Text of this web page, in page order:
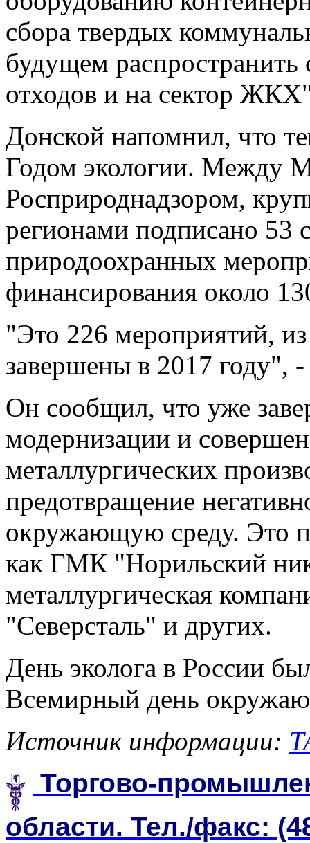
сбора твердых
будущем распространить
отходов и на сектор
Донской напомнил, что
Годом экологии. Между
Росприроднадзором,
регионами подписано 53
природоохранных
финансирования около
"Это 226 мероприятий,
завершены в 2017 году", -
Он сообщил, что уже
модернизации и
металлургических
предотвращение
окружающую среду. Это
как ГМК "Норильский
металлургическая
"Северсталь" и других.
День эколога в России
Всемирный день
Источник информации:
Торгово-
области. Тел./факс: